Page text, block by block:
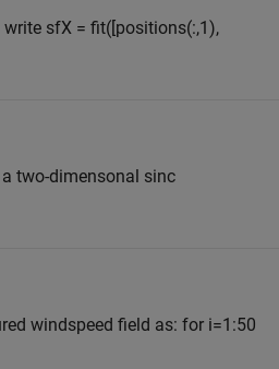
sfX = fit([positions(:,1),
two-dimensonal sinc
windspeed field as: for i=1:50